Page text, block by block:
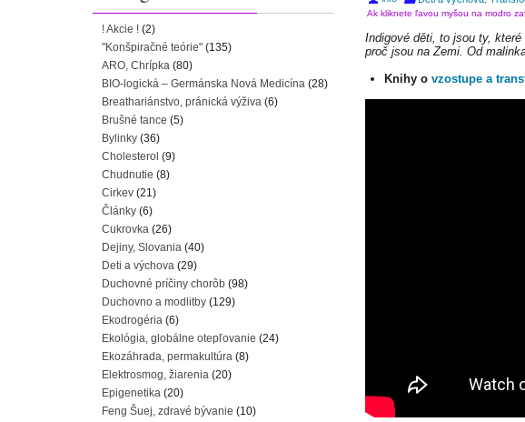
Ak kliknete ľavou myšou na modro
Indigové děti, to jsou ty,
proč jsou na Zemi. Od
Knihy o vzostupe a
! Akcie ! (2)
"Konšpiračné teórie" (135)
ARO, Chrípka (80)
BIO-logická – Germánska Nová Medicína (28)
Breathariánstvo, pránická výživa (6)
Brušné tance (5)
Bylinky (36)
Cholesterol (9)
Chudnutie (8)
Cirkev (21)
Články (6)
Cukrovka (26)
Dejiny, Slovania (40)
Deti a výchova (29)
Duchovné príčiny chorôb (98)
Duchovno a modlitby (129)
Ekodrogéria (6)
Ekológia, globálne otepľovanie (24)
Ekozáhrada, permakultúra (8)
Elektrosmog, žiarenia (20)
Epigenetika (20)
Feng Šuej, zdravé bývanie (10)